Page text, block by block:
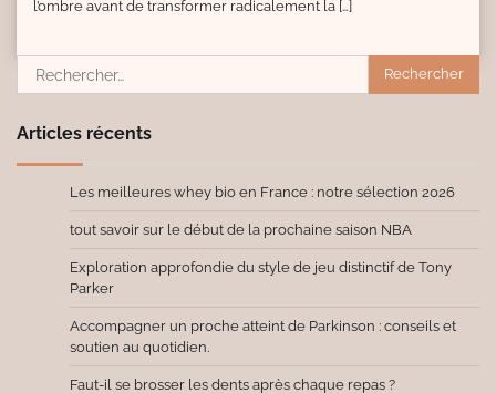
l’ombre avant de transformer radicalement la […]
Rechercher :
Articles récents
Les meilleures whey bio en France : notre sélection 2026
tout savoir sur le début de la prochaine saison NBA
Exploration approfondie du style de jeu distinctif de Tony
Parker
Accompagner un proche atteint de Parkinson : conseils et
soutien au quotidien.
Faut-il se brosser les dents après chaque repas ?